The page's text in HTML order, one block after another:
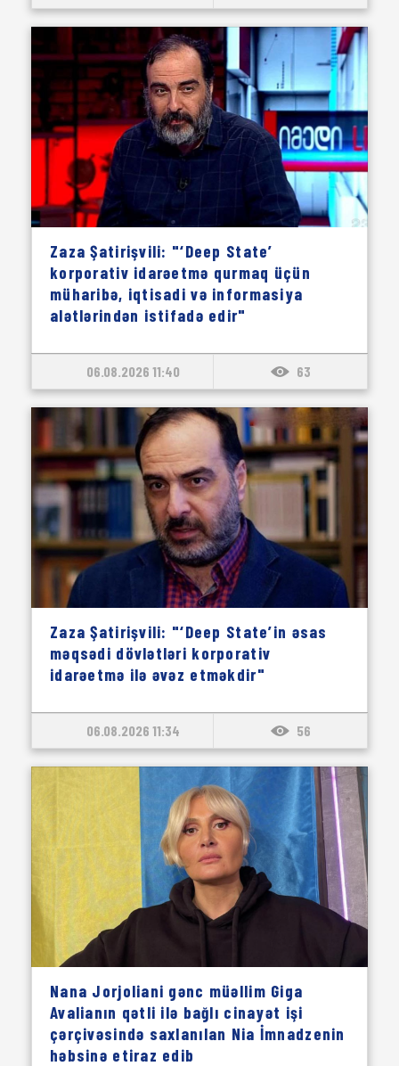
Zaza Şatirişvili: "‘Deep State’
korporativ idarəetmə qurmaq üçün
müharibə, iqtisadi və informasiya
alətlərindən istifadə edir"
06.08.2026 11:40 63
Zaza Şatirişvili: "‘Deep State’in əsas
məqsədi dövlətləri korporativ
idarəetmə ilə əvəz etməkdir"
06.08.2026 11:34 56
Nana Jorjoliani gənc müəllim Giga
Avalianın qətli ilə bağlı cinayət işi
çərçivəsində saxlanılan Nia İmnadzenin
həbsinə etiraz edib